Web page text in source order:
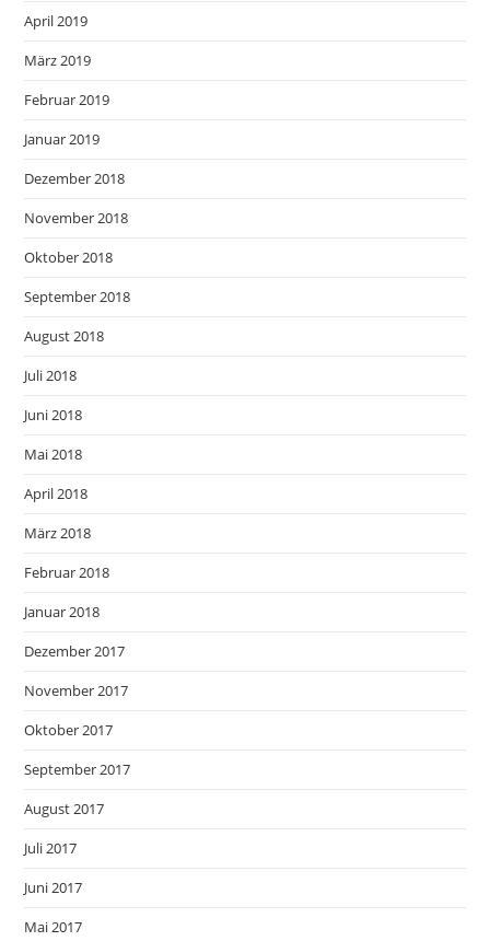
April 2019
März 2019
Februar 2019
Januar 2019
Dezember 2018
November 2018
Oktober 2018
September 2018
August 2018
Juli 2018
Juni 2018
Mai 2018
April 2018
März 2018
Februar 2018
Januar 2018
Dezember 2017
November 2017
Oktober 2017
September 2017
August 2017
Juli 2017
Juni 2017
Mai 2017